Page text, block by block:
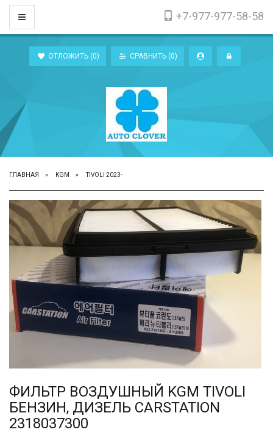
ОТЛОЖИТЬ (0) СРАВНИТЬ (0)
+7-977-977-58-58
Toggle Navigation
ГЛАВНАЯ KGM TIVOLI 2023-
ФИЛЬТР ВОЗДУШНЫЙ KGM TIVOLI
БЕНЗИН, ДИЗЕЛЬ CARSTATION
2318037300